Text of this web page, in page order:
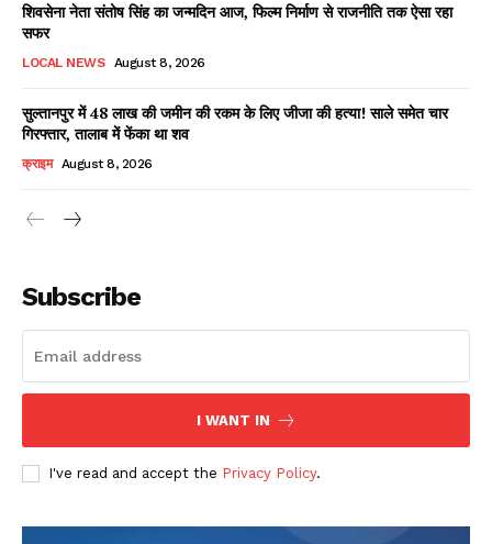
Facebook
X WhatsApp
Share
Read Latest News on AIN
शिवसेना नेता संतोष सिंह का जन्मदिन आज, फिल्म निर्माण से राजनीति तक ऐसा रहा
सफर
LOCAL NEWS August 8, 2026
सुल्तानपुर में 48 लाख की जमीन की रकम के लिए जीजा की हत्या! साले समेत चार
गिरफ्तार, तालाब में फेंका था शव
क्राइम August 8, 2026
Subscribe
I WANT IN
I've read and accept the Privacy Policy.